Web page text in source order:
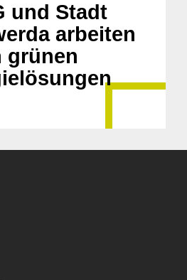
und Stadt
arbeiten
grünen